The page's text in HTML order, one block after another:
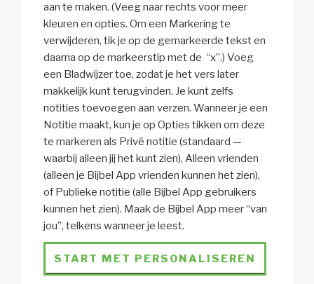
aan te maken. (Veeg naar rechts voor meer
kleuren en opties. Om een Markering te
verwijderen, tik je op de gemarkeerde tekst en
daarna op de markeerstip met de “x”.) Voeg
een Bladwijzer toe, zodat je het vers later
makkelijk kunt terugvinden. Je kunt zelfs
notities toevoegen aan verzen. Wanneer je een
Notitie maakt, kun je op Opties tikken om deze
te markeren als Privé notitie (standaard —
waarbij alleen jij het kunt zien), Alleen vrienden
(alleen je Bijbel App vrienden kunnen het zien),
of Publieke notitie (alle Bijbel App gebruikers
kunnen het zien). Maak de Bijbel App meer “van
jou”, telkens wanneer je leest.
START MET PERSONALISEREN